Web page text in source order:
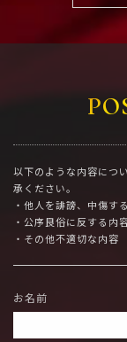
以下のような内容につ
承ください。
・他人を誹謗、中傷す
・公序良俗に反する内
・その他不適切な内容
お名前